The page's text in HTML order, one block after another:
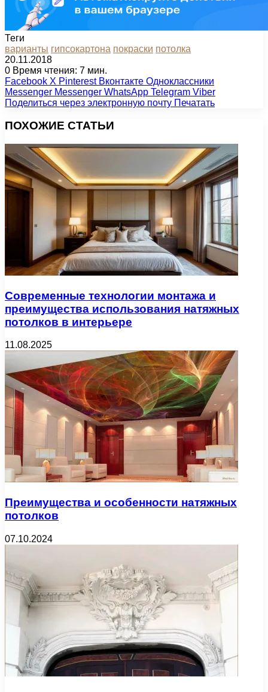
Теги
варианты гипсокартона покраски потолка
20.11.2018
0 Время чтения: 7 мин.
Facebook X Pinterest Вконтакте Одноклассники
Messenger Messenger WhatsApp Telegram Viber
Поделиться через электронную почту Печатать
ПОХОЖИЕ СТАТЬИ
Современные технологии монтажа и
преимущества использования натяжных
потолков в интерьере
11.08.2025
Преимущества и особенности натяжных
потолков
07.10.2024